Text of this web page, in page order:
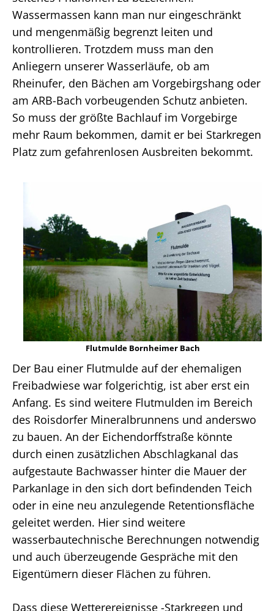
Wassermassen kann man nur eingeschränkt
und mengenmäßig begrenzt leiten und
kontrollieren. Trotzdem muss man den
Anliegern unserer Wasserläufe, ob am
Rheinufer, den Bächen am Vorgebirgshang oder
am ARB-Bach vorbeugenden Schutz anbieten.
So muss der größte Bachlauf im Vorgebirge
mehr Raum bekommen, damit er bei Starkregen
Platz zum gefahrenlosen Ausbreiten bekommt.
Flutmulde Bornheimer Bach
Der Bau einer Flutmulde auf der ehemaligen
Freibadwiese war folgerichtig, ist aber erst ein
Anfang. Es sind weitere Flutmulden im Bereich
des Roisdorfer Mineralbrunnens und anderswo
zu bauen. An der Eichendorffstraße könnte
durch einen zusätzlichen Abschlagkanal das
aufgestaute Bachwasser hinter die Mauer der
Parkanlage in den sich dort befindenden Teich
oder in eine neu anzulegende Retentionsfläche
geleitet werden. Hier sind weitere
wasserbautechnische Berechnungen notwendig
und auch überzeugende Gespräche mit den
Eigentümern dieser Flächen zu führen.
Dass diese Wetterereignisse -Starkregen und